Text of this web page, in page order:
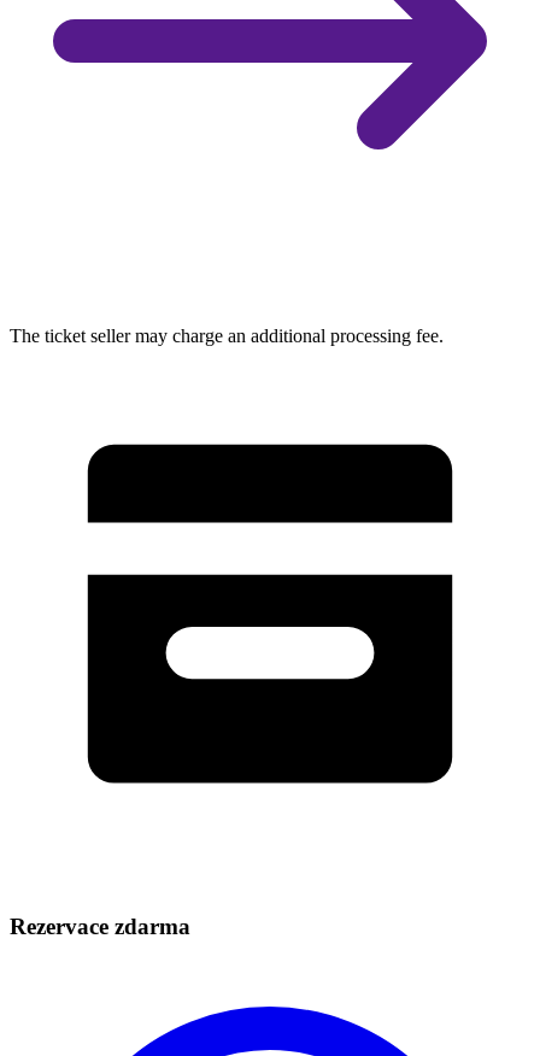
The ticket seller may charge an additional processing fee.
Rezervace zdarma